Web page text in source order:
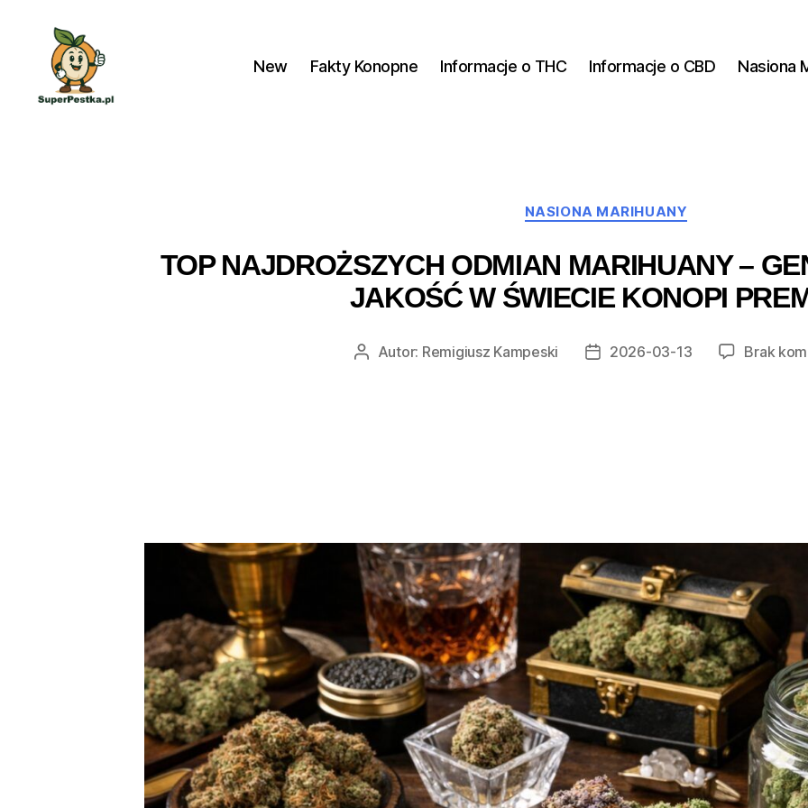
New Fakty Konopne Informacje o THC Informacje o CBD Nasiona
Kategorie
NASIONA MARIHUANY
TOP NAJDROŻSZYCH ODMIAN MARIHUANY –
JAKOŚĆ W ŚWIECIE KONOPI
AutorAutor: Remigiusz Kampeski
Data2026-03-13 Brak